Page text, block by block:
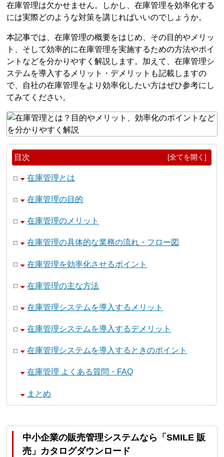
在庫管理は欠かせません。しかし、在庫管理を効率化する
には実際どのような対策を講じればいいのでしょうか。
本記事では、在庫管理の概要をはじめ、その目的やメリッ
ト、そして効率的に在庫管理を実施するための方法やポイ
ントなどを分かりやすく解説します。加えて、在庫管理シ
ステムを導入するメリット・デメリットも記載しますの
で、自社の在庫管理をより効率化したい方はぜひ参考にし
てみてください。
目次 [全てを開く]
在庫管理とは
在庫管理の目的
在庫管理のメリット
在庫管理の具体的な業務の流れ・フロー図
在庫管理を効率化させるポイント
在庫管理の主な方法
在庫管理システムを導入するメリット
在庫管理システムを導入するデメリット
在庫管理システムを導入するときのポイント
在庫管理 よくある質問・FAQ
まとめ
中小企業の販売管理システムなら「SMILE 販
売」カタログダウンロード